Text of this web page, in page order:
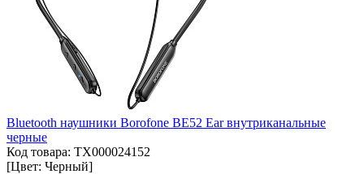
Bluetooth наушники Borofone BE52 Ear внутриканальные
черные
Код товара: ТХ000024152
[Цвет: Черный]